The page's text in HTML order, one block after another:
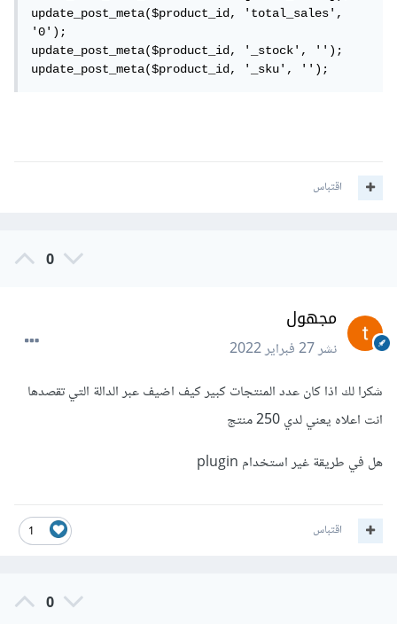
update_post_meta($product_id, 'total_sales',
'0');
update_post_meta($product_id, '_stock', '');
update_post_meta($product_id, '_sku', '');
اقتباس
0
مجهول
نشر27 فبراير 2022
شكرا لك اذا كان عدد المنتجات كبير كيف اضيف عبر الدالة التي تقصدها
انت اعلاه يعني لدي 250 منتج
هل في طريقة غير استخدام plugin
1 اقتباس
0